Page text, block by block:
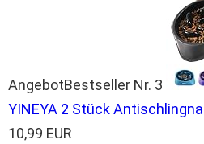
AngebotBestseller Nr. 3
YINEYA 2 Stück
10,99 EUR